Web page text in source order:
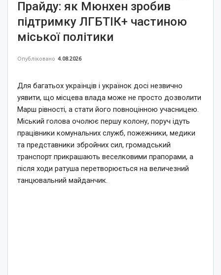
Прайду: як Мюнхен зробив
підтримку ЛГБТІК+ частиною
міської політики
Опубліковано 4.08.2026
Для багатьох українців і українок досі незвично
уявити, що місцева влада може не просто дозволити
Марш рівності, а стати його повноцінною учасницею.
Міський голова очолює першу колону, поруч ідуть
працівники комунальних служб, пожежники, медики
та представники збройних сил, громадський
транспорт прикрашають веселковими прапорами, а
після ходи ратуша перетворюється на величезний
танцювальний майданчик.